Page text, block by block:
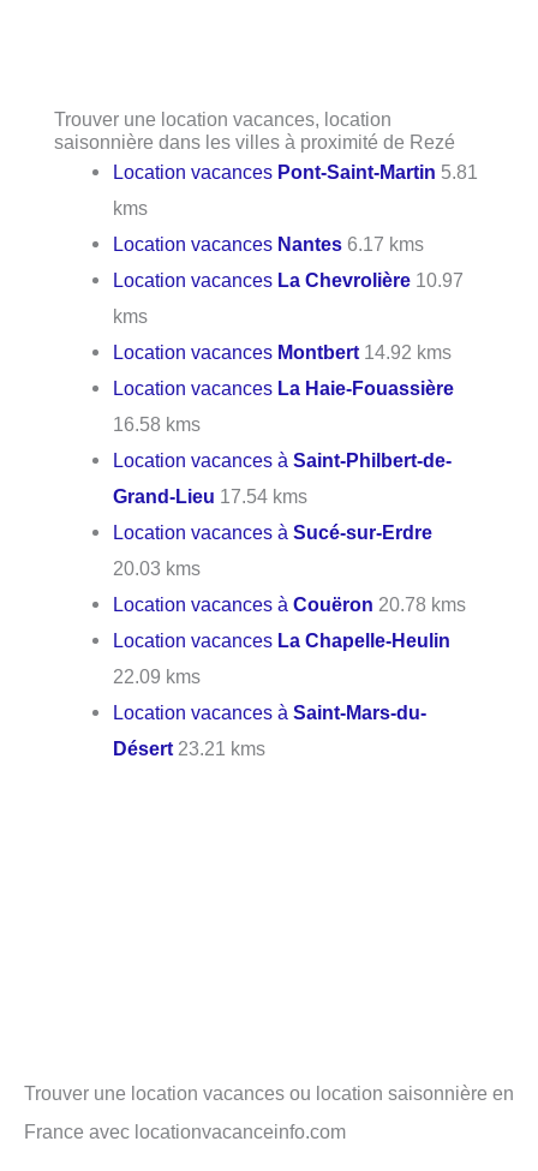
Trouver une location vacances, location
saisonnière dans les villes à proximité de Rezé
Location vacances Pont-Saint-Martin 5.81
kms
Location vacances Nantes 6.17 kms
Location vacances La Chevrolière 10.97
kms
Location vacances Montbert 14.92 kms
Location vacances La Haie-Fouassière
16.58 kms
Location vacances àSaint-Philbert-de-
Grand-Lieu 17.54 kms
Location vacances àSucé-sur-Erdre
20.03 kms
Location vacances àCouëron 20.78 kms
Location vacances La Chapelle-Heulin
22.09 kms
Location vacances àSaint-Mars-du-
Désert 23.21 kms
Trouver une location vacances ou location saisonnière en
France avec locationvacanceinfo.com